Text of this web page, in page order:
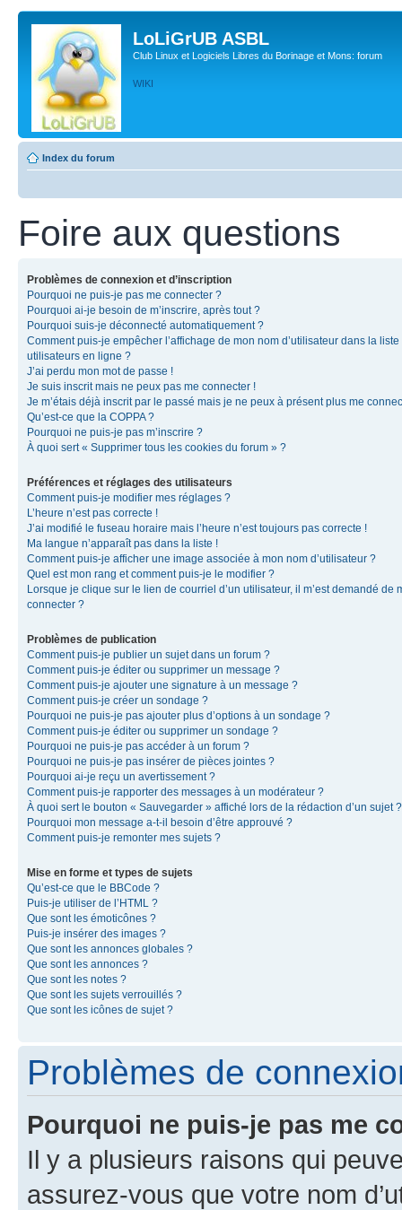
LoLiGrUB ASBL
Club Linux et Logiciels Libres du Borinage et Mons: forum
WIKI
Index du forum
Foire aux questions
Problèmes de connexion et d’inscription
Pourquoi ne puis-je pas me connecter ?
Pourquoi ai-je besoin de m’inscrire, après tout ?
Pourquoi suis-je déconnecté automatiquement ?
Comment puis-je empêcher l’affichage de mon nom d’utilisateur dans la liste
utilisateurs en ligne ?
J’ai perdu mon mot de passe !
Je suis inscrit mais ne peux pas me connecter !
Je m’étais déjà inscrit par le passé mais je ne peux à présent plus me
Qu’est-ce que la COPPA ?
Pourquoi ne puis-je pas m’inscrire ?
À quoi sert « Supprimer tous les cookies du forum » ?
Préférences et réglages des utilisateurs
Comment puis-je modifier mes réglages ?
L’heure n’est pas correcte !
J’ai modifié le fuseau horaire mais l’heure n’est toujours pas correcte !
Ma langue n’apparaît pas dans la liste !
Comment puis-je afficher une image associée à mon nom d’utilisateur ?
Quel est mon rang et comment puis-je le modifier ?
Lorsque je clique sur le lien de courriel d’un utilisateur, il m’est demandé de
connecter ?
Problèmes de publication
Comment puis-je publier un sujet dans un forum ?
Comment puis-je éditer ou supprimer un message ?
Comment puis-je ajouter une signature à un message ?
Comment puis-je créer un sondage ?
Pourquoi ne puis-je pas ajouter plus d’options à un sondage ?
Comment puis-je éditer ou supprimer un sondage ?
Pourquoi ne puis-je pas accéder à un forum ?
Pourquoi ne puis-je pas insérer de pièces jointes ?
Pourquoi ai-je reçu un avertissement ?
Comment puis-je rapporter des messages à un modérateur ?
À quoi sert le bouton « Sauvegarder » affiché lors de la rédaction d’un sujet ?
Pourquoi mon message a-t-il besoin d’être approuvé ?
Comment puis-je remonter mes sujets ?
Mise en forme et types de sujets
Qu’est-ce que le BBCode ?
Puis-je utiliser de l’HTML ?
Que sont les émoticônes ?
Puis-je insérer des images ?
Que sont les annonces globales ?
Que sont les annonces ?
Que sont les notes ?
Que sont les sujets verrouillés ?
Que sont les icônes de sujet ?
Problèmes de
Pourquoi ne puis-je pas me
Il y a plusieurs raisons qui
assurez-vous que votre nom